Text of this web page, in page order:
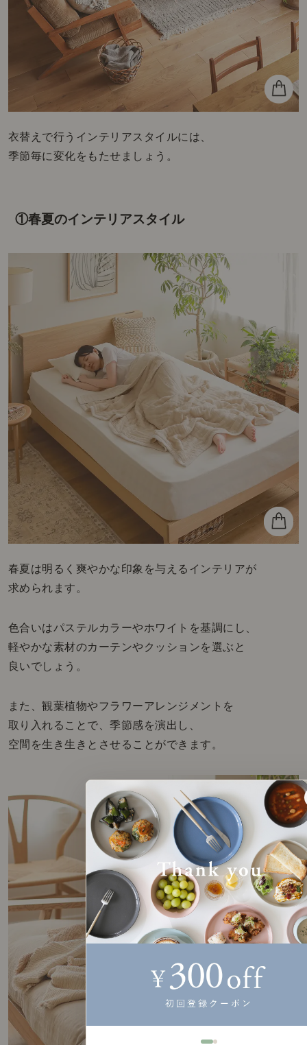
衣替えで行うインテリアスタイルには、
季節毎に変化をもたせましょう。
①春夏のインテリアスタイル
春夏は明るく爽やかな印象を与えるインテリアが
求められます。
色合いはパステルカラーやホワイトを基調にし、
軽やかな素材のカーテンやクッションを選ぶと
良いでしょう。
また、観葉植物やフラワーアレンジメントを
取り入れることで、季節感を演出し、
空間を生き生きとさせることができます。